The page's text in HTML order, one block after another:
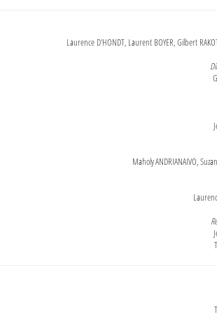
Laurence D'HONDT, Laurent BOYER, Gilbert
Maholy ANDRIANAIVO,